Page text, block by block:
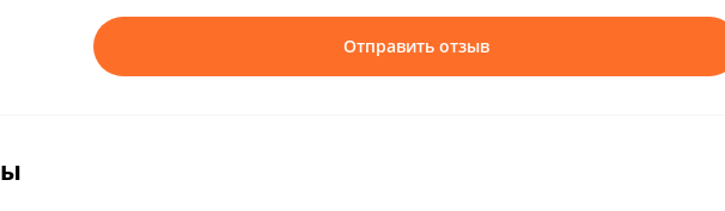
Отправить отзыв